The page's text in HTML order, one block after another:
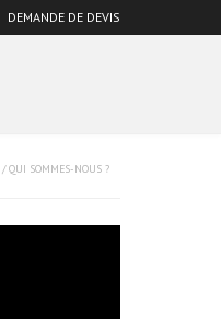
DEMANDE DE DEVIS
/QUI SOMMES-NOUS ?